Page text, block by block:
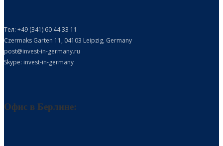
Тел: +49 (341) 60 44 33 11
Czermaks Garten 11, 04103 Leipzig, Germany
post@invest-in-germany.ru
Skype: invest-in-germany
Офис в Берлине: